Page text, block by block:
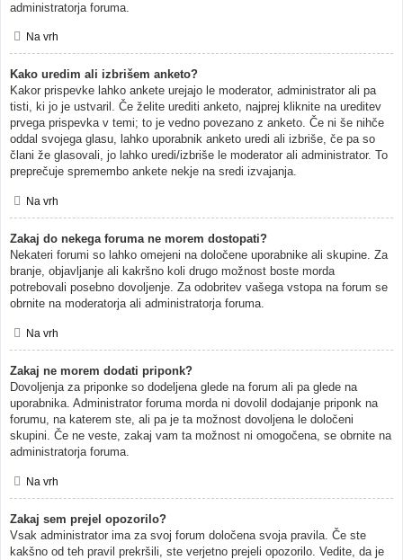
administratorja foruma.
Na vrh
Kako uredim ali izbrišem anketo?
Kakor prispevke lahko ankete urejajo le moderator, administrator ali pa
tisti, ki jo je ustvaril. Če želite urediti anketo, najprej kliknite na ureditev
prvega prispevka v temi; to je vedno povezano z anketo. Če ni še nihče
oddal svojega glasu, lahko uporabnik anketo uredi ali izbriše, če pa so
člani že glasovali, jo lahko uredi/izbriše le moderator ali administrator. To
preprečuje spremembo ankete nekje na sredi izvajanja.
Na vrh
Zakaj do nekega foruma ne morem dostopati?
Nekateri forumi so lahko omejeni na določene uporabnike ali skupine. Za
branje, objavljanje ali kakršno koli drugo možnost boste morda
potrebovali posebno dovoljenje. Za odobritev vašega vstopa na forum se
obrnite na moderatorja ali administratorja foruma.
Na vrh
Zakaj ne morem dodati priponk?
Dovoljenja za priponke so dodeljena glede na forum ali pa glede na
uporabnika. Administrator foruma morda ni dovolil dodajanje priponk na
forumu, na katerem ste, ali pa je ta možnost dovoljena le določeni
skupini. Če ne veste, zakaj vam ta možnost ni omogočena, se obrnite na
administratorja foruma.
Na vrh
Zakaj sem prejel opozorilo?
Vsak administrator ima za svoj forum določena svoja pravila. Če ste
kakšno od teh pravil prekršili, ste verjetno prejeli opozorilo. Vedite, da je